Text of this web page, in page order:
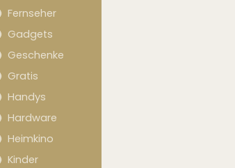
Fernseher
Gadgets
Geschenke
Gratis
Handys
Hardware
Heimkino
Kinder